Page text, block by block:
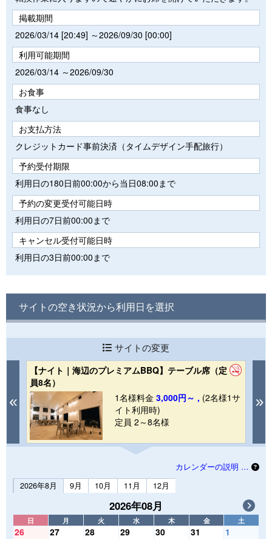
掲載期間
2026/03/14 [20:49] ～2026/09/30 [00:00]
利用可能期間
2026/03/14 ～2026/09/30
お食事
食事なし
お支払方法
クレジットカード事前決済（タイムデザイン手配旅行）
予約受付期限
利用日の180日前00:00から当日08:00まで
予約の変更受付可能日時
利用日の7日前00:00まで
キャンセル受付可能日時
利用日の3日前00:00まで
サイトの空き状況から利用日を選択
サイトの変更
Previous
【ナイト｜海辺のプレミアムBBQ】テーブル席（定
員8名）
1名様料金 3,000円～ , (2名様1サ
イト利用時)
定員 2～8名様
カレンダーの説明 …
2026年8月
9月 10月 11月 12月
2026年08月
日 月 火 水 木 金 土
26 27 28 29 30 31 1